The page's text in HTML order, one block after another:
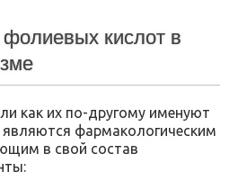
кислот в
как их по-другому именуют
фармакологическим
в свой состав